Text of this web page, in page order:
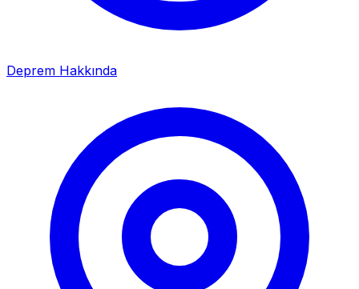
Deprem Hakkında